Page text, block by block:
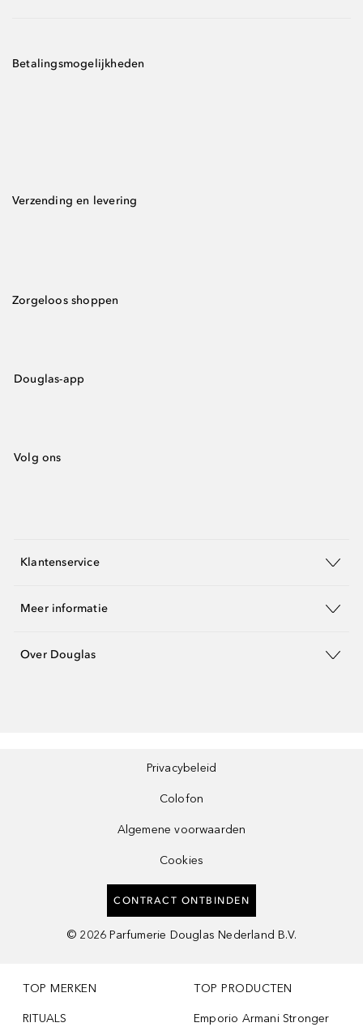
Betalingsmogelijkheden
Verzending en levering
Zorgeloos shoppen
Douglas-app
Volg ons
Klantenservice
Meer informatie
Over Douglas
Privacybeleid
Colofon
Algemene voorwaarden
Cookies
CONTRACT ONTBINDEN
© 2026 Parfumerie Douglas Nederland B.V.
TOP MERKEN
RITUALS
TOP PRODUCTEN
Emporio Armani Stronger